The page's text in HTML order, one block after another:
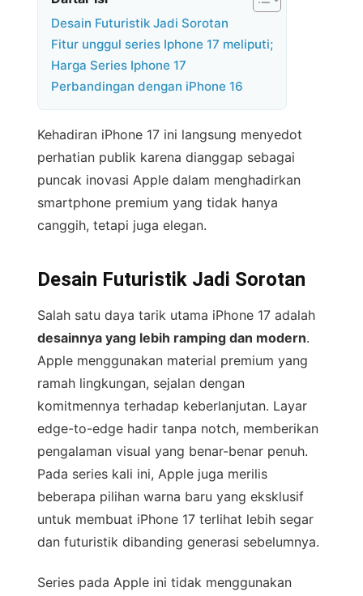
Desain Futuristik Jadi Sorotan
Fitur unggul series Iphone 17 meliputi;
Harga Series Iphone 17
Perbandingan dengan iPhone 16
Kehadiran iPhone 17 ini langsung menyedot
perhatian publik karena dianggap sebagai
puncak inovasi Apple dalam menghadirkan
smartphone premium yang tidak hanya
canggih, tetapi juga elegan.
Desain Futuristik Jadi Sorotan
Salah satu daya tarik utama iPhone 17 adalah
desainnya yang lebih ramping dan modern.
Apple menggunakan material premium yang
ramah lingkungan, sejalan dengan
komitmennya terhadap keberlanjutan. Layar
edge-to-edge hadir tanpa notch, memberikan
pengalaman visual yang benar-benar penuh.
Pada series kali ini, Apple juga merilis
beberapa pilihan warna baru yang eksklusif
untuk membuat iPhone 17 terlihat lebih segar
dan futuristik dibanding generasi sebelumnya.
Series pada Apple ini tidak menggunakan